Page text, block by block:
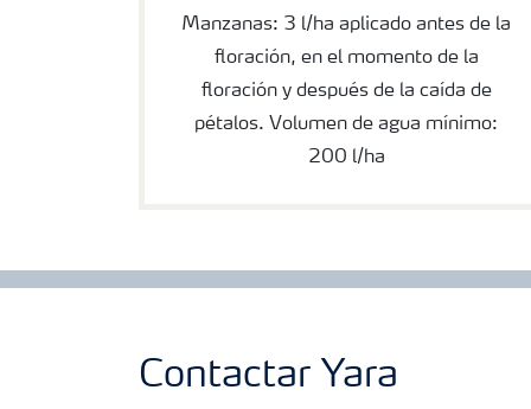
Manzanas: 3 l/ha aplicado antes de la
floración, en el momento de la
floración y después de la caída de
pétalos. Volumen de agua mínimo:
200 l/ha
Contactar Yara